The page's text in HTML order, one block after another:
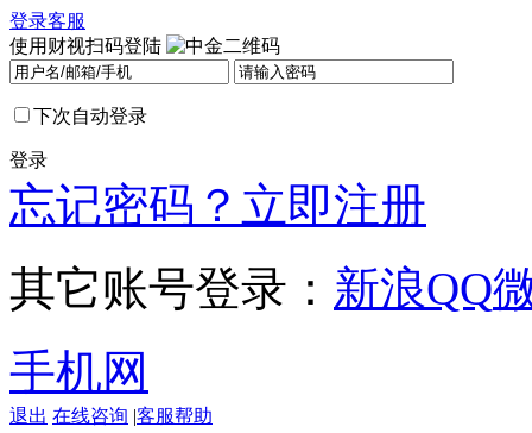
登录客服
使用财视扫码登陆
下次自动登录
登录
忘记密码？ 立即注册
其它账号登录： 新浪QQ
手机网
退出 在线咨询 |客服帮助